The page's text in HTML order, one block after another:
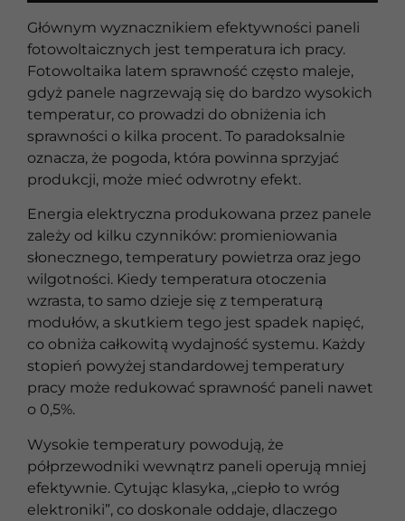
Głównym wyznacznikiem efektywności paneli
fotowoltaicznych jest temperatura ich pracy.
Fotowoltaika latem sprawność często maleje,
gdyż panele nagrzewają się do bardzo wysokich
temperatur, co prowadzi do obniżenia ich
sprawności o kilka procent. To paradoksalnie
oznacza, że pogoda, która powinna sprzyjać
produkcji, może mieć odwrotny efekt.
Energia elektryczna produkowana przez panele
zależy od kilku czynników: promieniowania
słonecznego, temperatury powietrza oraz jego
wilgotności. Kiedy temperatura otoczenia
wzrasta, to samo dzieje się z temperaturą
modułów, a skutkiem tego jest spadek napięć,
co obniża całkowitą wydajność systemu. Każdy
stopień powyżej standardowej temperatury
pracy może redukować sprawność paneli nawet
o 0,5%.
Wysokie temperatury powodują, że
półprzewodniki wewnątrz paneli operują mniej
efektywnie. Cytując klasyka, „ciepło to wróg
elektroniki”, co doskonale oddaje, dlaczego